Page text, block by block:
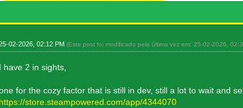
02-2026, 02:12 PM (Este post foi modificado pela última vez em: 25-02-2026,
I have 2 in sights,
for the cozy factor that is still in dev, still a lot to wait and
https://store.steampowered.com/app/4344070